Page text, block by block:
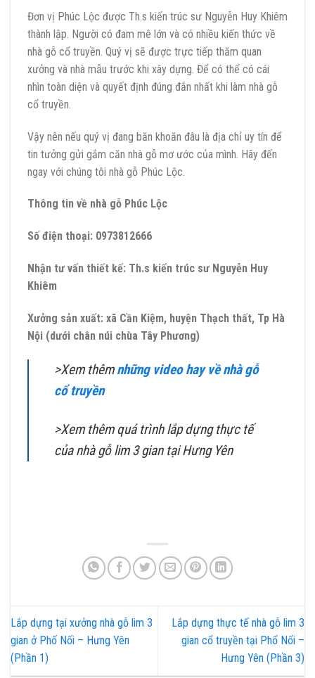
Đơn vị Phúc Lộc được Th.s kiến trúc sư Nguyễn Huy Khiêm
thành lập. Người có đam mê lớn và có nhiều kiến thức về
nhà gỗ cổ truyền. Quý vị sẽ được trực tiếp thăm quan
xưởng và nhà mẫu trước khi xây dựng. Để có thể có cái
nhìn toàn diện và quyết định đúng đắn nhất khi làm nhà gỗ
cổ truyền.
Vậy nên nếu quý vị đang băn khoăn đâu là địa chỉ uy tín để
tin tưởng gửi gắm căn nhà gỗ mơ ước của mình. Hãy đến
ngay với chúng tôi nhà gỗ Phúc Lộc.
Thông tin về nhà gỗ Phúc Lộc
Số điện thoại: 0973812666
Nhận tư vấn thiết kế: Th.s kiến trúc sư Nguyễn Huy
Khiêm
Xưởng sản xuất: xã Cần Kiệm, huyện Thạch thất, Tp Hà
Nội (dưới chân núi chùa Tây Phương)
>Xem thêmnhững video hay về nhà gỗ
cổ truyền
>Xem thêm quá trình lắp dựng thực tế
của nhà gỗ lim 3 gian tại Hưng Yên
Lắp dựng tại xưởng nhà gỗ lim 3
gian ở Phố Nối – Hưng Yên
(Phần 1)
Lắp dựng thực tế nhà gỗ lim 3
gian cổ truyền tại Phố Nối –
Hưng Yên (Phần 3)